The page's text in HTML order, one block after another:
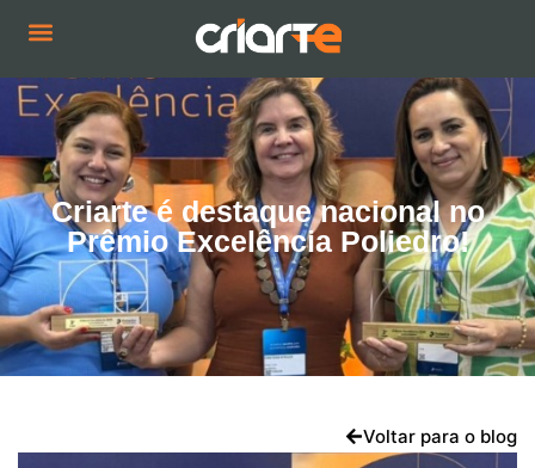
Criarte é destaque nacional no
Prêmio Excelência Poliedro!
Voltar para o blog